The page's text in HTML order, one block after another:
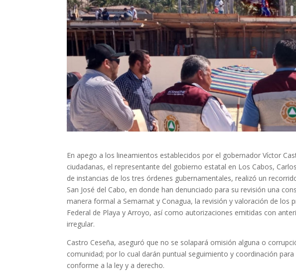
En apego a los lineamientos establecidos por el gobernador Víctor
ciudadanas, el representante del gobierno estatal en Los Cabos,
de instancias de los tres órdenes gubernamentales, realizó un
San José del Cabo, en donde han denunciado para su revisión una
manera formal a Semarnat y Conagua, la revisión y valoración de los
Federal de Playa y Arroyo, así como autorizaciones emitidas con
irregular.
Castro Ceseña, aseguró que no se solapará omisión alguna o
comunidad; por lo cual darán puntual seguimiento y coordinación
conforme a la ley y a derecho.